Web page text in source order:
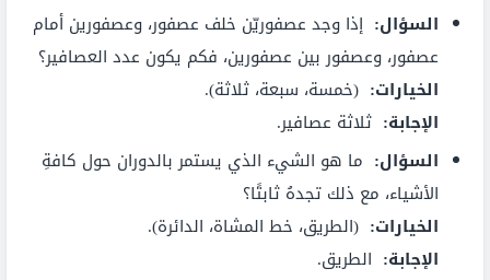
السؤال: إذا وجد عصفوريّن خلف عصفور، وعصفورين أمام
عصفور، وعصفور بين عصفورين، فكم يكون عدد العصافير؟
الخيارات: (خمسة، سبعة، ثلاثة).
الإجابة: ثلاثة عصافير.
السؤال: ما هو الشيء الذي يستمر بالدوران حول كافةِ
الأشياء، مع ذلك تجدهُ ثابتًا؟
الخيارات: (الطريق، خط المشاة، الدائرة).
الإجابة: الطريق.